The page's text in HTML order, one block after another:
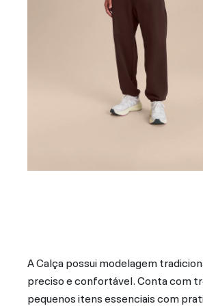
A Calça possui modelagem
preciso e confortável. Conta com
pequenos itens essenciais com